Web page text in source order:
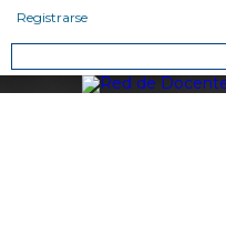
Registrarse